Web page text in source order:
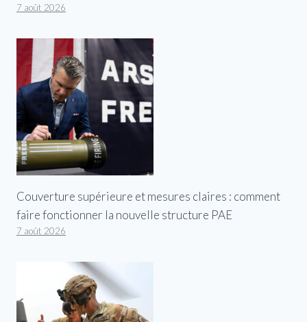
7 août 2026
Couverture supérieure et mesures claires : comment
faire fonctionner la nouvelle structure PAE
7 août 2026